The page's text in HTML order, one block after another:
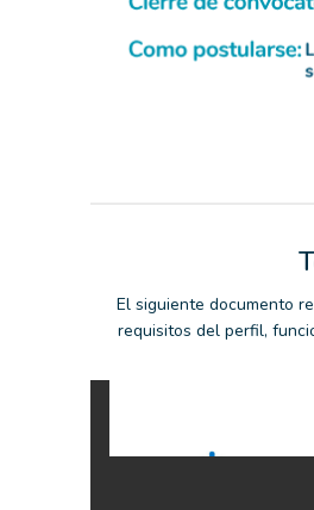
El siguiente documento
requisitos del perfil,